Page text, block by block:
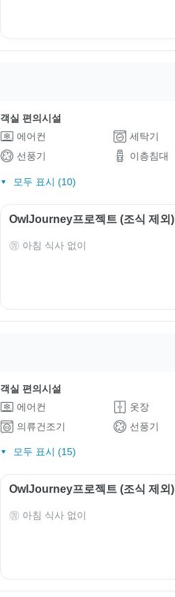
객실 편의시설
에어컨
세탁기
선풍기
이층침대
모두 표시 (10)
OwlJourney프로젝트 (조식 제외)
아침 식사 없이
객실 편의시설
에어컨
옷장
의류건조기
선풍기
모두 표시 (15)
OwlJourney프로젝트 (조식 제외)
아침 식사 없이